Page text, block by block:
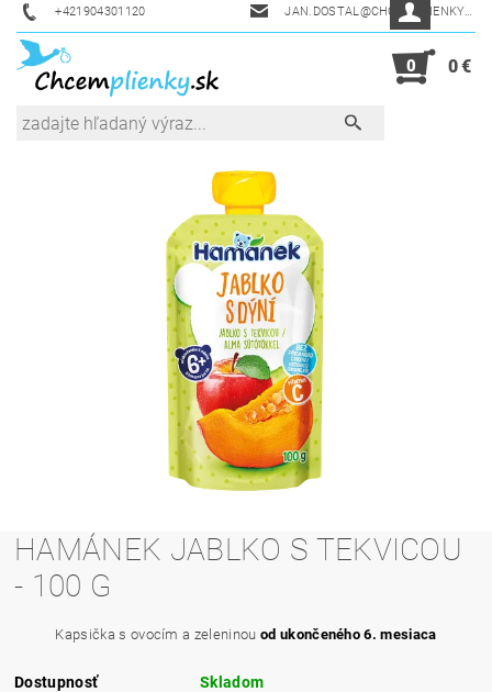
+421904301120 JAN.DOSTAL@CHCEMPLIENKY.SK
0 0 €
HAMÁNEK JABLKO S TEKVICOU
- 100 G
Kapsička s ovocím a zeleninou od ukončeného 6. mesiaca
Dostupnosť Skladom